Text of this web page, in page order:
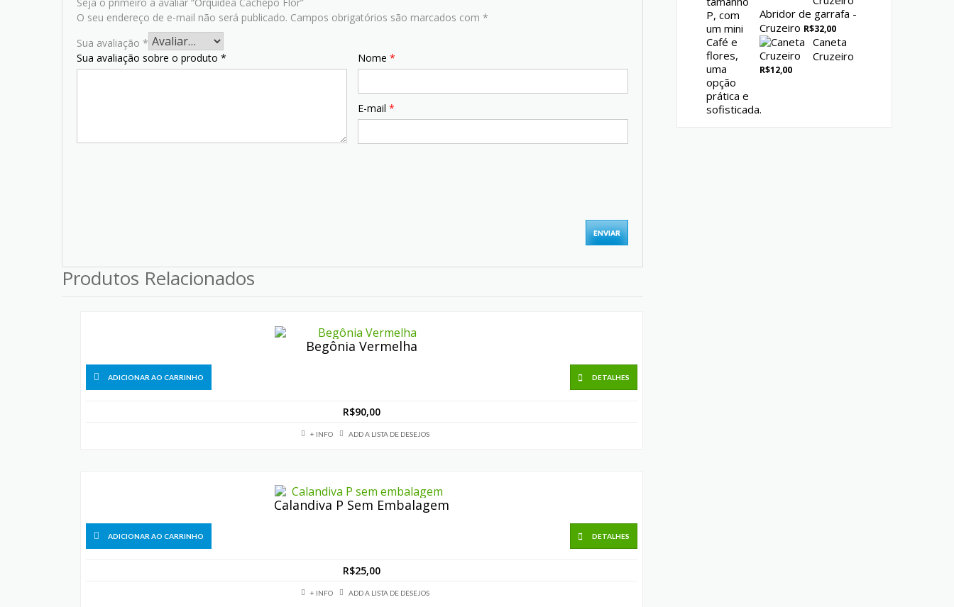
O seu endereço de e-mail não será publicado. Campos obrigatórios são marcados com *
Sua avaliação *
Sua avaliação sobre o produto * Nome*
E-mail*
Produtos Relacionados
Begônia Vermelha
ADICIONAR AO CARRINHO DETALHES
R$90,00
+ INFO ADD A LISTA DE DESEJOS
Calandiva P Sem Embalagem
ADICIONAR AO CARRINHO DETALHES
R$25,00
+ INFO ADD A LISTA DE DESEJOS
Abridor de garrafa -
Cruzeiro R$32,00
Caneta
Cruzeiro
R$12,00